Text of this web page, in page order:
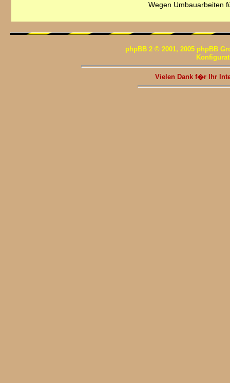
Wegen Umbauarbeiten
phpBB 2 © 2001, 2005 phpBB
Vielen Dank f�r Ihr